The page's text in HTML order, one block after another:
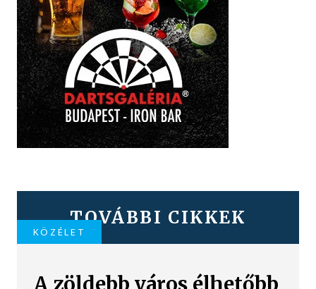
TOVÁBBI CIKKEK
KÖZÉLET